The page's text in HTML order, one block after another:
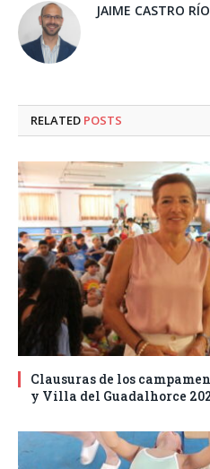
JAIME CASTRO
RELATED POSTS
Clausuras de los
y Villa del Guadalhorce